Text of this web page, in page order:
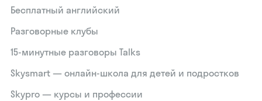
Бесплатный английский
Разговорные клубы
15‑минутные разговоры Talks
Skysmart — онлайн-школа для детей и подростков
Skypro — курсы и профессии